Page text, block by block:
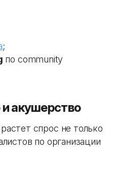
;
по community
акушерство
спрос не только
по организации